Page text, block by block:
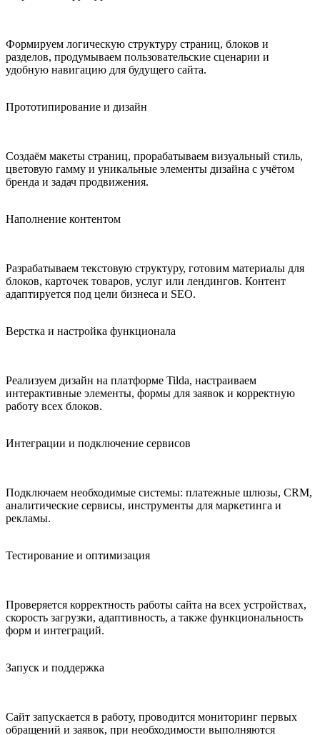
Формируем логическую структуру страниц, блоков и
разделов, продумываем пользовательские сценарии и
удобную навигацию для будущего сайта.
Прототипирование и дизайн
Создаём макеты страниц, прорабатываем визуальный стиль,
цветовую гамму и уникальные элементы дизайна с учётом
бренда и задач продвижения.
Наполнение контентом
Разрабатываем текстовую структуру, готовим материалы для
блоков, карточек товаров, услуг или лендингов. Контент
адаптируется под цели бизнеса и SEO.
Верстка и настройка функционала
Реализуем дизайн на платформе Tilda, настраиваем
интерактивные элементы, формы для заявок и корректную
работу всех блоков.
Интеграции и подключение сервисов
Подключаем необходимые системы: платежные шлюзы, CRM,
аналитические сервисы, инструменты для маркетинга и
рекламы.
Тестирование и оптимизация
Проверяется корректность работы сайта на всех устройствах,
скорость загрузки, адаптивность, а также функциональность
форм и интеграций.
Запуск и поддержка
Сайт запускается в работу, проводится мониторинг первых
обращений и заявок, при необходимости выполняются